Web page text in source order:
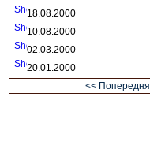
18.08.2000
10.08.2000
02.03.2000
20.01.2000
<< Попередня